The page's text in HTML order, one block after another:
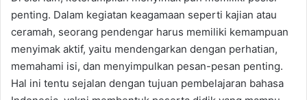
penting. Dalam kegiatan keagamaan seperti kajian atau
ceramah, seorang pendengar harus memiliki kemampuan
menyimak aktif, yaitu mendengarkan dengan perhatian,
memahami isi, dan menyimpulkan pesan-pesan penting.
Hal ini tentu sejalan dengan tujuan pembelajaran bahasa